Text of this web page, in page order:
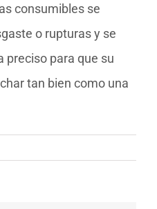
consumibles se
o rupturas y se
preciso para que su
tan bien como una